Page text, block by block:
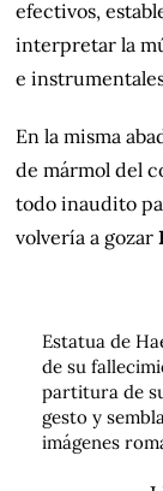
efectivos,
interpretar la
e
En la misma
de mármol del
todo inaudito
volvería a gozar
Estatua de
de su
partitura de
gesto y
imágenes